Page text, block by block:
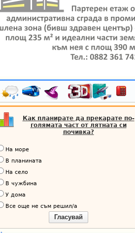
Как планирате да прекарате по-
голямата част от лятната си
почивка?
На море
В планината
На село
В чужбина
У дома
Все още не съм решил/а
Гласувай